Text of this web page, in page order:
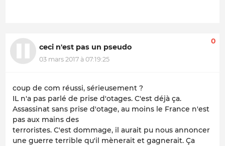
ceci n'est pas un pseudo
03 mars 2017 à 07:19:25
0
coup de com réussi, sérieusement ?
IL n'a pas parlé de prise d'otages. C'est déjà ça.
Assassinat sans prise d'otage, au moins le France n'est
pas aux mains des
terroristes. C'est dommage, il aurait pu nous annoncer
une guerre terrible qu'il mènerait et gagnerait. Ça